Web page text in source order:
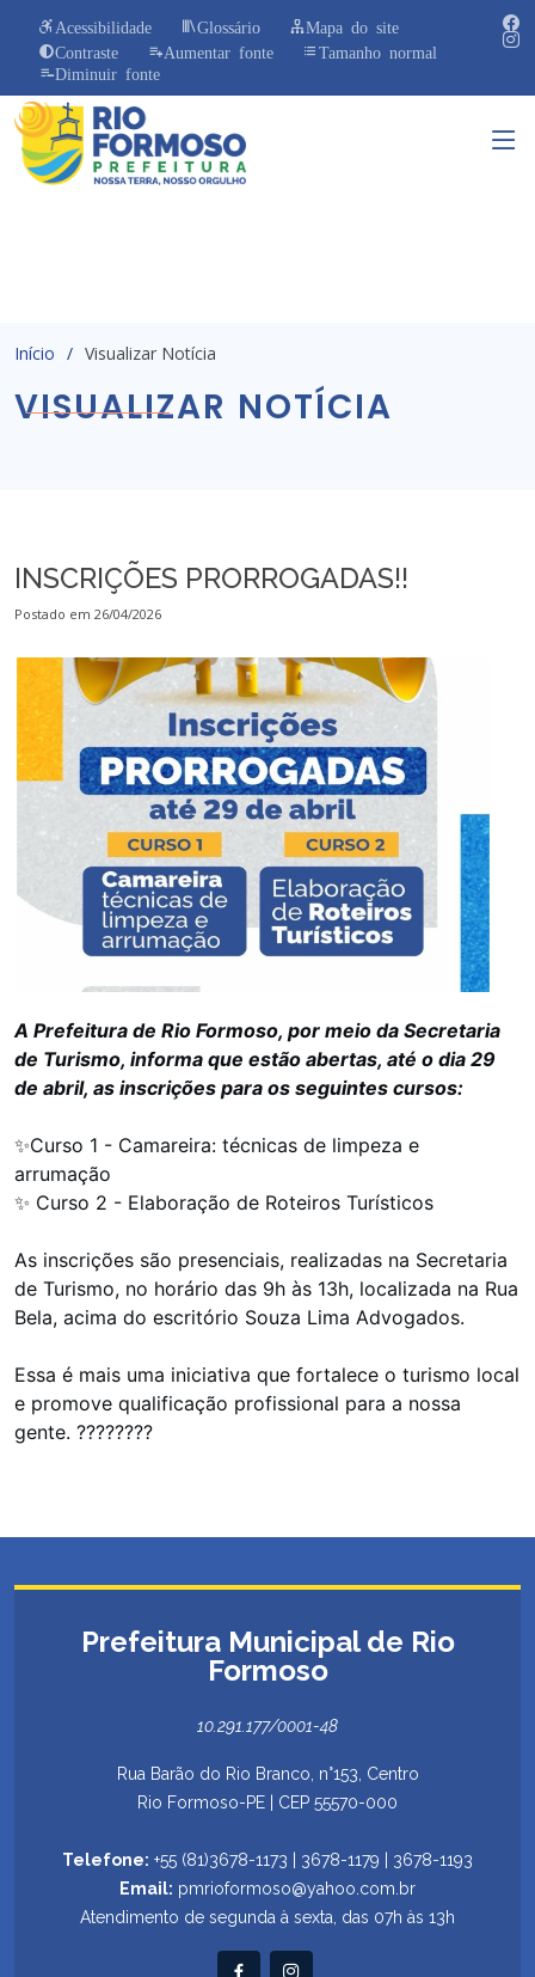
Acessibilidade Glossário
Mapa do site
Contraste
Aumentar fonte
Tamanho normal
Diminuir fonte
Início Visualizar Notícia
VISUALIZAR NOTÍCIA
INSCRIÇÕES PRORROGADAS!!
Postado em 26/04/2026
A Prefeitura de Rio Formoso, por meio da Secretaria
de Turismo, informa que estão abertas, até o dia 29
de abril, as inscrições para os seguintes cursos:
✨Curso 1 - Camareira: técnicas de limpeza e
arrumação
✨ Curso 2 - Elaboração de Roteiros Turísticos
As inscrições são presenciais, realizadas na Secretaria
de Turismo, no horário das 9h às 13h, localizada na Rua
Bela, acima do escritório Souza Lima Advogados.
Essa é mais uma iniciativa que fortalece o turismo local
e promove qualificação profissional para a nossa
gente. ????????
Prefeitura Municipal de Rio
Formoso
10.291.177/0001-48
Rua Barão do Rio Branco, n°153, Centro
Rio Formoso-PE | CEP 55570-000
Telefone: +55 (81)3678-1173 | 3678-1179 | 3678-1193
Email: pmrioformoso@yahoo.com.br
Atendimento de segunda à sexta, das 07h às 13h